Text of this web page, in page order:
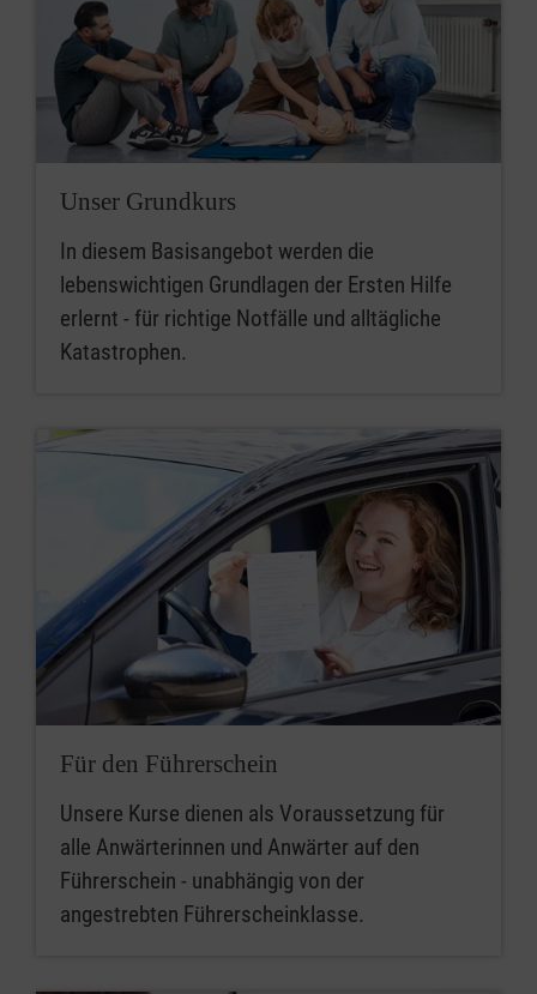
Unser Grundkurs
In diesem Basisangebot werden die
lebenswichtigen Grundlagen der Ersten Hilfe
erlernt - für richtige Notfälle und alltägliche
Katastrophen.
Für den Führerschein
Unsere Kurse dienen als Voraussetzung für
alle Anwärterinnen und Anwärter auf den
Führerschein - unabhängig von der
angestrebten Führerscheinklasse.